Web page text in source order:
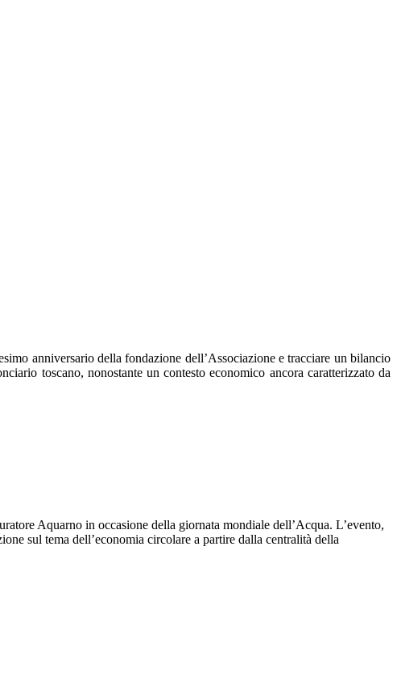
anniversario della fondazione dell’Associazione e tracciare un bilancio
toscano, nonostante un contesto economico ancora caratterizzato da
Aquarno in occasione della giornata mondiale dell’Acqua. L’evento,
sul tema dell’economia circolare a partire dalla centralità della